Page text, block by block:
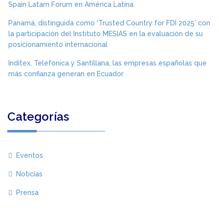
Spain Latam Forum en América Latina
Panamá, distinguida como ‘Trusted Country for FDI 2025’ con
la participación del Instituto MESIAS en la evaluación de su
posicionamiento internacional
Inditex, Telefónica y Santillana, las empresas españolas que
más confianza generan en Ecuador
Categorías
Eventos
Noticias
Prensa